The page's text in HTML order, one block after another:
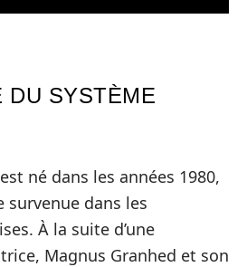
DU SYSTÈME
né dans les années 1980,
survenue dans les
À la suite d’une
Magnus Granhed et son